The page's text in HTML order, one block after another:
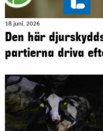
18 juni, 2026
Den här
partierna driva